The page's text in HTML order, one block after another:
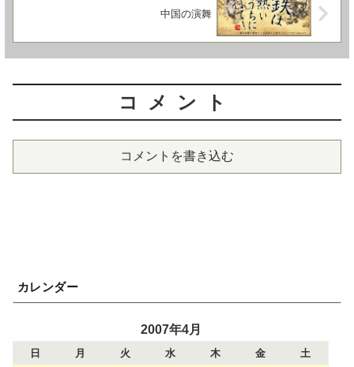
中国の演舞
コメント
コメントを書き込む
カレンダー
2007年4月
日 月 火 水 木 金
土